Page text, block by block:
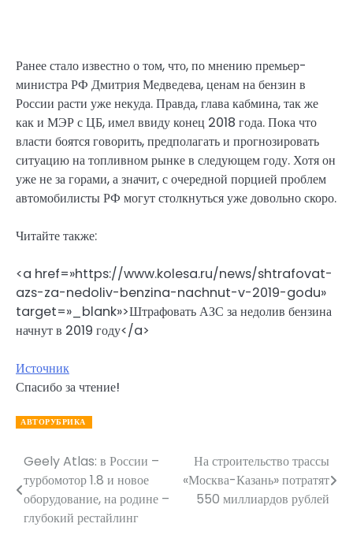
Ранее стало известно о том, что, по мнению премьер-
министра РФ Дмитрия Медведева, ценам на бензин в
России расти уже некуда. Правда, глава кабмина, так же
как и МЭР с ЦБ, имел ввиду конец 2018 года. Пока что
власти боятся говорить, предполагать и прогнозировать
ситуацию на топливном рынке в следующем году. Хотя он
уже не за горами, а значит, с очередной порцией проблем
автомобилисты РФ могут столкнуться уже довольно скоро.
Читайте также:
<a href=»https://www.kolesa.ru/news/shtrafovat-
azs-za-nedoliv-benzina-nachnut-v-2019-godu»
target=»_blank»>Штрафовать АЗС за недолив бензина
начнут в 2019 году</a>
Источник
Спасибо за чтение!
АВТОРУБРИКА
Навигация
по
записям
Geely Atlas: в России –
турбомотор 1.8 и новое
оборудование, на родине –
глубокий рестайлинг
На строительство трассы
«Москва-Казань» потратят
550 миллиардов рублей